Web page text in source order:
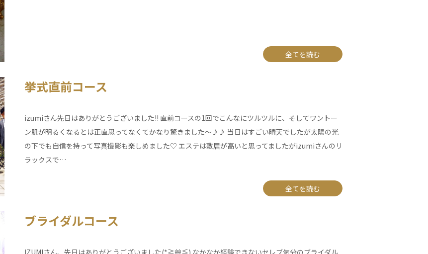
全てを読む
挙式直前コース
izumiさん先日はありがとうございました!! 直前コースの1回でこんなにツルツルに、そしてワントー
ン肌が明るくなるとは正直思ってなくてかなり驚きました～♪♪ 当日はすごい晴天でしたが太陽の光
の下でも自信を持って写真撮影も楽しめました♡ エステは敷居が高いと思ってましたがizumiさんのリ
ラックスで…
全てを読む
ブライダルコース
IZUMIさん、先日はありがとうございました(*≧艸≦) なかなか経験できないセレブ気分のブライダル